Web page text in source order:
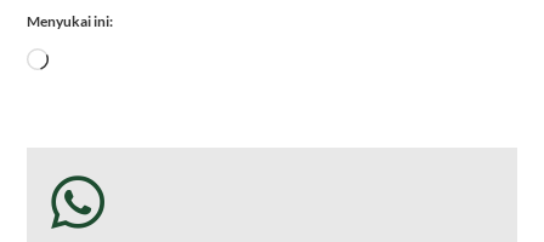
Menyukai ini:
Memuat...